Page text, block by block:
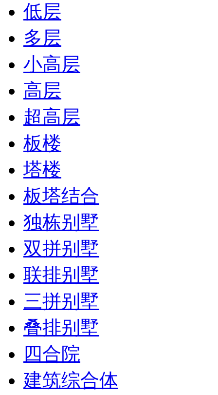
低层
多层
小高层
高层
超高层
板楼
塔楼
板塔结合
独栋别墅
双拼别墅
联排别墅
三拼别墅
叠排别墅
四合院
建筑综合体